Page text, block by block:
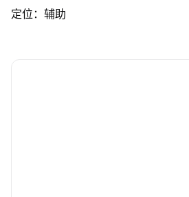
定位：辅助